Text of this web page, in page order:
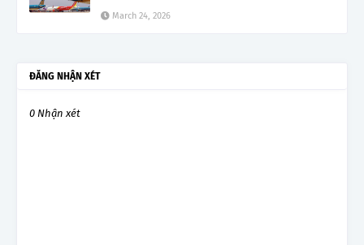
March 24, 2026
ĐĂNG NHẬN XÉT
0 Nhận xét